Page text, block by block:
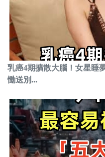
乳癌4期擴散大腦！女星睡
慟送別...